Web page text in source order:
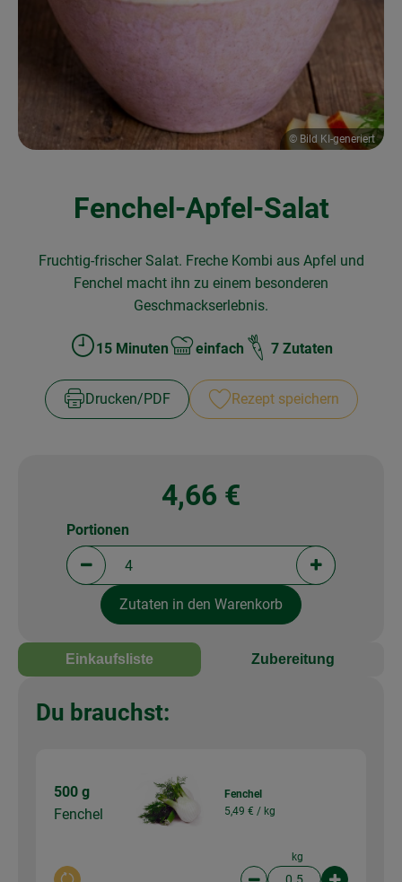
Obst & Gemüse
Frisches
Getränke
Über uns
Geschäftskunden
© Bild KI-generiert
Fenchel-Apfel-Salat
Fruchtig-frischer Salat. Freche Kombi aus Apfel und
Fenchel macht ihn zu einem besonderen
Geschmackserlebnis.
Zubreitungszeit:
15 Minuten
Schwierigkeit:
einfach 7 Zutaten
Drucken​/​PDF Rezept speichern
4,66 €
Portionen verringern (aktuell 4 Portionen
Portionen
Portionen
Zutaten in den Warenkorb
Einkaufsliste Zubereitung
Du brauchst:
500 g
Fenchel
Fenchel
5,49 € / kg
kg